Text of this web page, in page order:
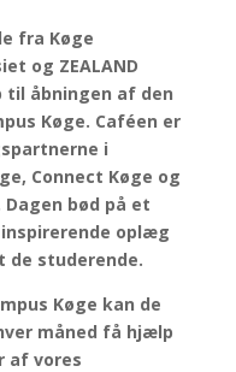
fra Køge
og ZEALAND
til åbningen af den
Køge. Caféen er
i
Connect Køge og
bød på et
oplæg
studerende.
Køge kan de
måned få hjælp
af vores